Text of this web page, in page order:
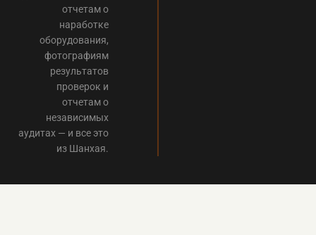
отчетам о
наработке
оборудования,
фотографиям
результатов
проверок и
отчетам о
независимых
аудитах — и все это
из Шанхая.